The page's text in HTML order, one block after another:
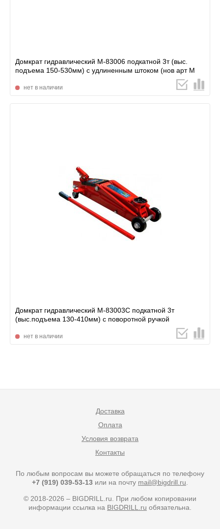
Домкрат гидравлический M-83006 подкатной 3т (выс.
подъема 150-530мм) с удлиненным штоком (нов арт M
нет в наличии
Домкрат гидравлический M-83003С подкатной 3т
(выс.подъема 130-410мм) с поворотной ручкой
нет в наличии
Доставка
Оплата
Условия возврата
Контакты
По любым вопросам вы можете обращаться по телефону
+7 (919) 039-53-13 или на почту mail@bigdrill.ru
© 2018-2026 – BIGDRILL.ru. При любом копировании
информации ссылка на BIGDRILL.ru обязательна.